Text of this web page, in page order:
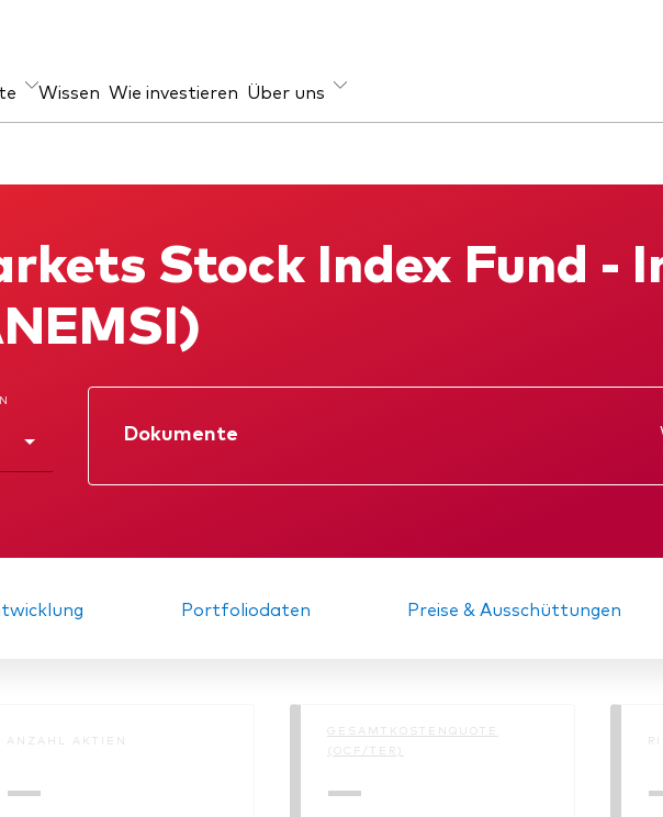
Regional
Wissen Wie investieren Über uns
Stock Index Fund -
Dokumente
Datenblatt
Verkaufsprospekt
Portfoliodaten Preise & Ausschüttungen
ANZAHL AKTIEN
—
GESAMTKOSTENQUOTE
(OCF/TER)
—